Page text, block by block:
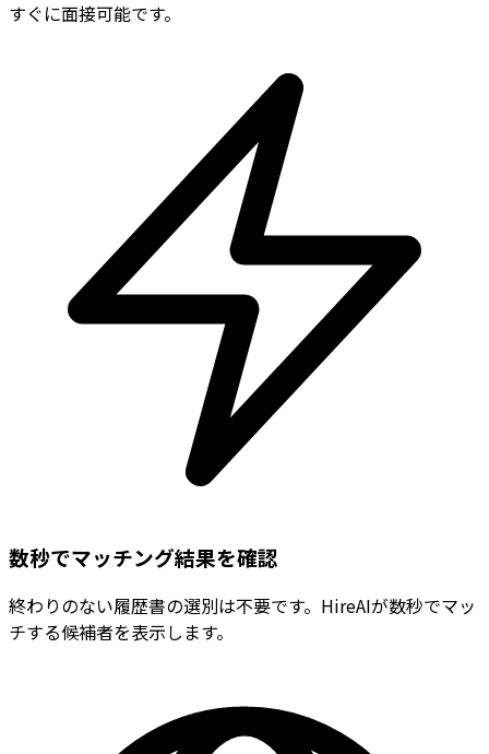
すぐに面接可能です。
数秒でマッチング結果を確認
終わりのない履歴書の選別は不要です。HireAIが数秒でマッ
チする候補者を表示します。